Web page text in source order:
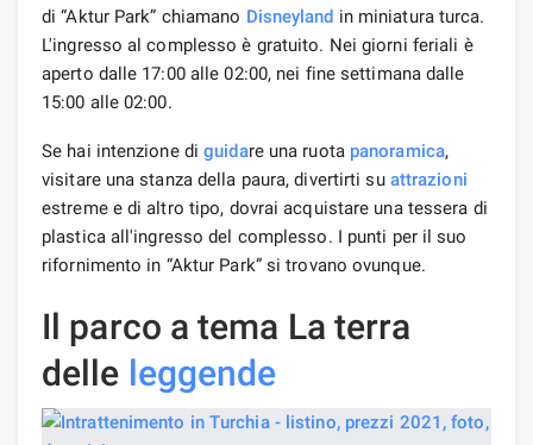
di “Aktur Park” chiamano Disneyland in miniatura turca.
L'ingresso al complesso è gratuito. Nei giorni feriali è
aperto dalle 17:00 alle 02:00, nei fine settimana dalle
15:00 alle 02:00.
Se hai intenzione diguidare una ruota panoramica,
visitare una stanza della paura, divertirti su attrazioni
estreme e di altro tipo, dovrai acquistare una tessera di
plastica all'ingresso del complesso. I punti per il suo
rifornimento in “Aktur Park” si trovano ovunque.
Il parco a tema La terra
delle leggende